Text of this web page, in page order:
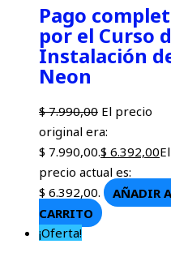
Pago
por el Curso
Instalación
Neon
$7.990,00 El precio
original era:
$ 7.990,00.$ 6.392,00El
precio actual es:
$ 6.392,00.
AÑADIR
CARRITO
¡Oferta!